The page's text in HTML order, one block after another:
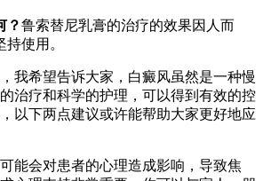
？鲁索替尼乳膏的治疗的效果因人而
使用。
我希望告诉大家，白癜风虽然是一种慢
治疗和科学的护理，可以得到有效的控
以下两点建议或许能帮助大家更好地应
能会对患者的心理造成影响，导致焦